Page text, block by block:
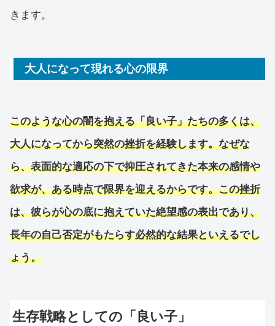
きます。
大人になって現れる心の限界
このような心の闇を抱える「良い子」たちの多くは、
大人になってから突然の挫折を経験します。なぜな
ら、表面的な適応の下で抑圧されてきた本来の感情や
欲求が、ある時点で限界を迎えるからです。この挫折
は、彼らが心の底に抱えていた絶望感の表出であり、
長年の自己否定がもたらす必然的な結果といえるでし
ょう。
生存戦略としての「良い子」